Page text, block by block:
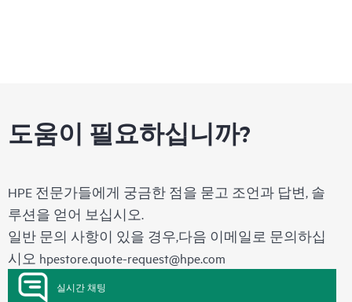
도움이 필요하십니까?
HPE 전문가들에게 궁금한 점을 묻고 조언과 답변, 솔
루션을 얻어 보십시오.
일반 문의 사항이 있을 경우,다음 이메일로 문의하십
시오 hpestore.quote-request@hpe.com
실시간 채팅